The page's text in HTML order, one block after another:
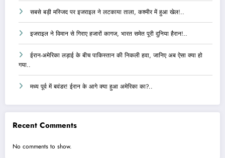
सबसे बड़ी मस्जिद पर इजराइल ने लटकाया ताला, कश्मीर में हुआ खेल!..
इजराइल ने विमान से गिराए हजारों कागज, भारत समेत पूरी दुनिया हैरान!..
ईरान-अमेरिका लड़ाई के बीच पाकिस्तान की निकली हवा, जानिए अब ऐसा क्या हो
गया..
मध्य पूर्व में बवंडर! ईरान के आगे क्या हुआ अमेरिका का?..
Recent Comments
No comments to show.